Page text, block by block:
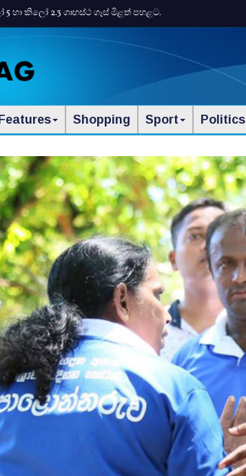
හා කිලෝ 2.3 ගෘහස්ථ ගෑස් මිළත් පහළට.
Shopping Sport Politics